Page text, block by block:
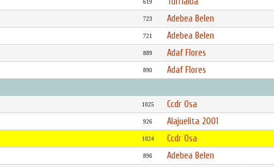
619
723 Adebea Belen
721 Adebea Belen
889 Adaf Flores
890 Adaf Flores
1025 Ccdr Osa
926 Alajuelita 2001
1024 Ccdr Osa
896 Adebea Belen